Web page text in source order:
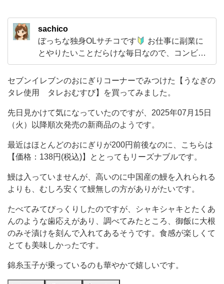
み
ま
た。
先
日
見
か
け
て
気
に
な
っ
て
い
た
の
sachico
ぼっちな独身OLサチコです
お仕事に副業に
とやりたいことだらけな毎日なので、コンビニ
にもよくお世話になっています。 よく行くコン
ビニはセブンイレブン・ファミリーマートがメ
インです。 ついいつも同じものを買いがちなの
セブンイレブンのおにぎりコーナーでみつけた【うなぎの
タレ使用 タレおむすび】を買ってみました。
先日見かけて気になっていたのですが、2025年07月15日
（火）以降順次発売の新商品のようです。
最近はほとんどのおにぎりが200円前後なのに、こちらは
【価格：138円(税込)】ととってもリーズナブルです。
鰻は入っていませんが、高いのに中国産の鰻を入れられる
よりも、むしろ安くて鰻無しの方がありがたいです。
たべてみてびっくりしたのですが、シャキシャキとたくあ
んのような歯応えがあり、調べてみたところ、御飯に大根
のみそ漬けを刻んで入れてあるそうです。食感が楽しくて
とても美味しかったです。
錦糸玉子が乗っているのも華やかで嬉しいです。